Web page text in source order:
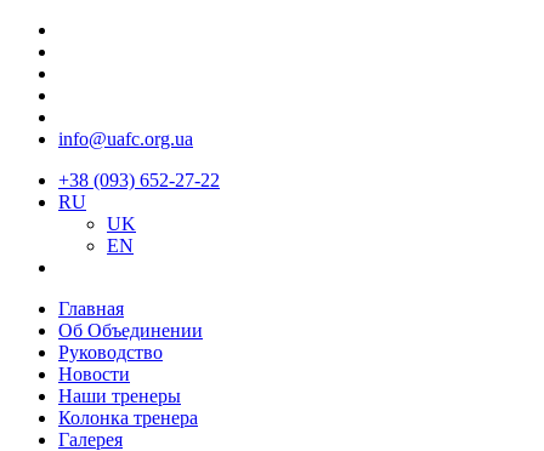
info@uafc.org.ua
+38 (093) 652-27-22
RU
UK
EN
Главная
Об Объединении
Руководство
Новости
Наши тренеры
Колонка тренера
Галерея